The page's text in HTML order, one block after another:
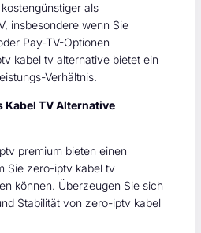
als
insbesondere wenn Sie
Pay-TV-Optionen
kabel tv alternative bietet ein
Verhältnis.
Kabel TV Alternative
premium bieten einen
Sie zero-iptv kabel tv
können. Überzeugen Sie sich
Stabilität von zero-iptv kabel